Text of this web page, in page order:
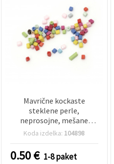
Mavrične kockaste
steklene perle,
neprosojne, mešane
barve, 3–7 x 3 x 3 mm,
Koda izdelka: 104898
0.50€ 1-8 paket